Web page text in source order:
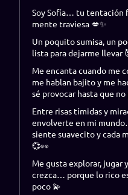
Soy Sofía… tu tentación
mente traviesa 💋✨
Un poquito sumisa, un
lista para dejarme llevar
Me encanta cuando me
me hablan bajito y me
sé provocar hasta que
Entre risas tímidas y
envolverte en mi
siente suavecito y cada
💞👀
Me gusta explorar, jugar
crezca… porque lo rico
poco 💫